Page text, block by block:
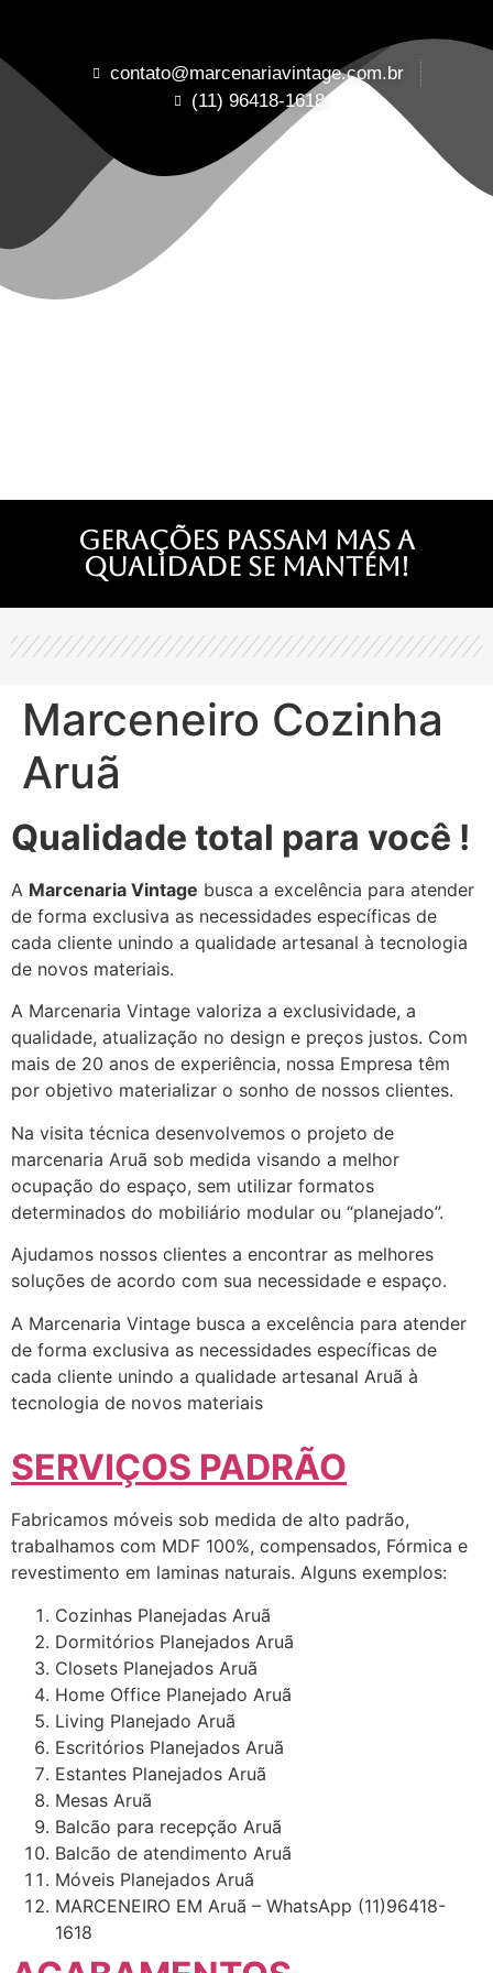
contato@marcenariavintage.com.br
(11) 96418-1618
Gerações passam mas a
qualidade se mantém!
Marceneiro Cozinha
Aruã
Qualidade total para você !
A Marcenaria Vintage busca a excelência para atender
de forma exclusiva as necessidades específicas de
cada cliente unindo a qualidade artesanal à tecnologia
de novos materiais.
A Marcenaria Vintage valoriza a exclusividade, a
qualidade, atualização no design e preços justos. Com
mais de 20 anos de experiência, nossa Empresa têm
por objetivo materializar o sonho de nossos clientes.
Na visita técnica desenvolvemos o projeto de
marcenaria Aruã sob medida visando a melhor
ocupação do espaço, sem utilizar formatos
determinados do mobiliário modular ou “planejado”.
Ajudamos nossos clientes a encontrar as melhores
soluções de acordo com sua necessidade e espaço.
A Marcenaria Vintage busca a excelência para atender
de forma exclusiva as necessidades específicas de
cada cliente unindo a qualidade artesanal Aruã à
tecnologia de novos materiais
SERVIÇOS PADRÃO
Fabricamos móveis sob medida de alto padrão,
trabalhamos com MDF 100%, compensados, Fórmica e
revestimento em laminas naturais. Alguns exemplos:
Cozinhas Planejadas Aruã
Dormitórios Planejados Aruã
Closets Planejados Aruã
Home Office Planejado Aruã
Living Planejado Aruã
Escritórios Planejados Aruã
Estantes Planejados Aruã
Mesas Aruã
Balcão para recepção Aruã
Balcão de atendimento Aruã
Móveis Planejados Aruã
MARCENEIRO EM Aruã – WhatsApp (11)96418-
1618